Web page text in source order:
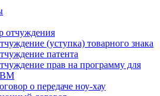
отчуждения
(уступка) товарного знака
патента
прав на программу для
о передаче ноу-хау